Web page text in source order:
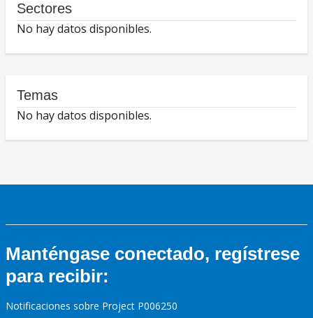
Sectores
No hay datos disponibles.
Temas
No hay datos disponibles.
Manténgase conectado, regístrese
para recibir:
Notificaciones sobre Project P006250